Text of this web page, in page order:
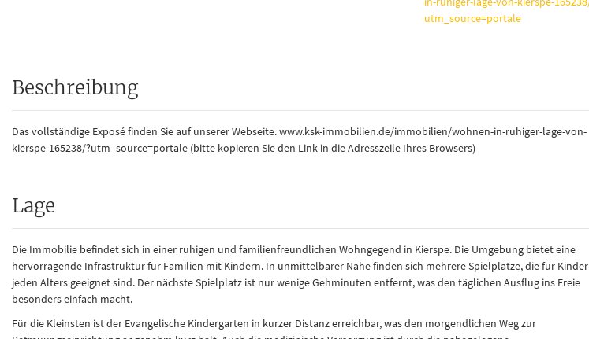
Beschreibung
Das vollständige Exposé finden Sie auf unserer Webseite. www.ksk-immobilien.de/immobilien/wohnen-in-ruhiger-lage-von-
kierspe-165238/?utm_source=portale (bitte kopieren Sie den Link in die Adresszeile Ihres Browsers)
Lage
Die Immobilie befindet sich in einer ruhigen und familienfreundlichen Wohngegend in Kierspe. Die Umgebung bietet eine
hervorragende Infrastruktur für Familien mit Kindern. In unmittelbarer Nähe finden sich mehrere Spielplätze, die für Kinder
jeden Alters geeignet sind. Der nächste Spielplatz ist nur wenige Gehminuten entfernt, was den täglichen Ausflug ins Freie
besonders einfach macht.
Für die Kleinsten ist der Evangelische Kindergarten in kurzer Distanz erreichbar, was den morgendlichen Weg zur